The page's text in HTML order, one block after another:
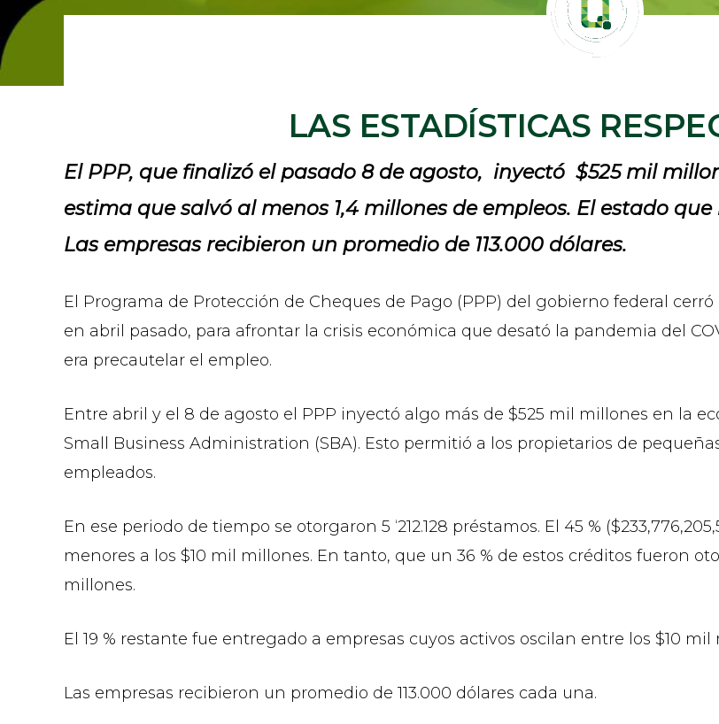
LAS ESTADÍSTICAS
El PPP, que finalizó el pasado 8 de agosto, inyectó $525 mil
estima que salvó al menos 1,4 millones de empleos. El estado
Las empresas recibieron un promedio de 113.000 dólares.
El Programa de Protección de Cheques de Pago (PPP) del gobierno federal
en abril pasado, para afrontar la crisis económica que desató la pandemia del
era precautelar el empleo.
Entre abril y el 8 de agosto el PPP inyectó algo más de $525 mil millones en la
Small Business Administration (SBA). Esto permitió a los propietarios de
empleados.
En ese periodo de tiempo se otorgaron 5 ‘212.128 préstamos. El 45 %
menores a los $10 mil millones. En tanto, que un 36 % de estos créditos fueron
millones.
El 19 % restante fue entregado a empresas cuyos activos oscilan entre los $10
Las empresas recibieron un promedio de 113.000 dólares cada una.